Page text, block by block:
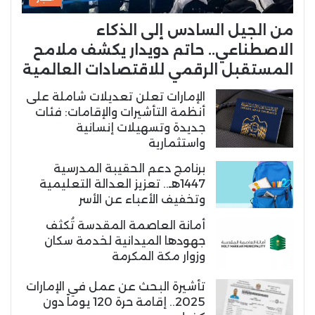
من الجيل السادس إلى الذكاء
الاصطناعي.. حاتم دويدار يكشف ملامح
المستقبل الرقمي للاقتصادات العالمية
الإمارات تعلن تعديلات شاملة على
أنظمة التأشيرات والإقامات: فئات
جديدة وتسهيلات إنسانية
واستثمارية
برنامج دعم الحقيبة المدرسية
1447هـ.. تعزيز العدالة التعليمية
وتخفيف الأعباء عن الأسر
أمانة العاصمة المقدسة تُكثف
جهودها الميدانية لخدمة سكان
وزوار مكة المكرمة
تأشيرة البحث عن عمل في الإمارات
2025.. إقامة حرة 120 يوماً دون